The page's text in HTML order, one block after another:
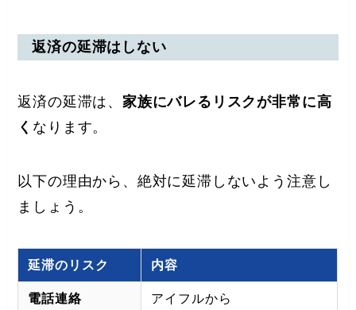
返済の延滞はしない
返済の延滞は、家族にバレるリスクが非常に高
く なります。
以下の理由から、絶対に延滞しないよう注意し
ましょう。
延滞のリスク 内容
電話連絡
アイフルから